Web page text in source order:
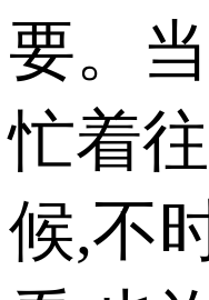
要。
忙着
候,不